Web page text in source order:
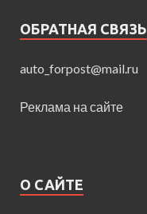
ОБРАТНАЯ СВЯЗЬ
auto_forpost@mail.ru
Реклама на сайте
О САЙТЕ